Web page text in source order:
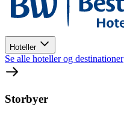
Hoteller
Se alle hoteller og destinationer
Storbyer